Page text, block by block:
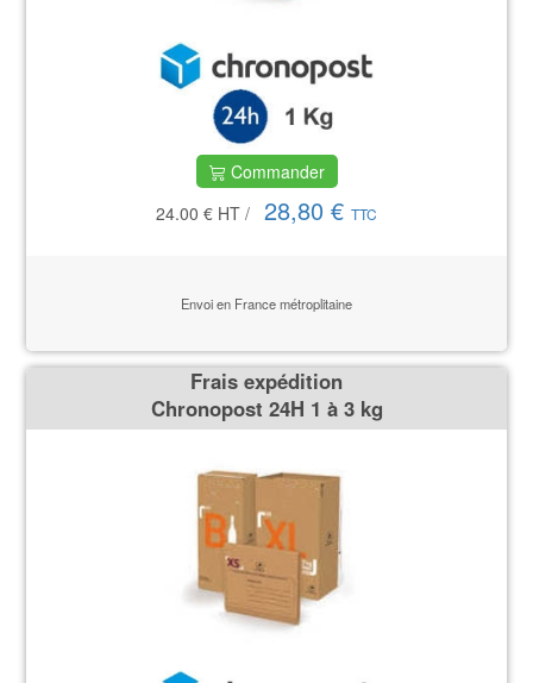
Commander
24.00 € HT / 28,80 € TTC
Envoi en France métroplitaine
Frais expédition
Chronopost 24H 1 à 3 kg